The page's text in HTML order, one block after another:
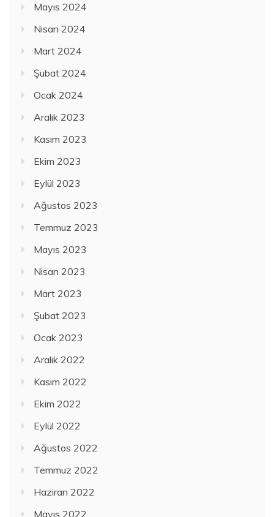
Mayıs 2024
Nisan 2024
Mart 2024
Şubat 2024
Ocak 2024
Aralık 2023
Kasım 2023
Ekim 2023
Eylül 2023
Ağustos 2023
Temmuz 2023
Mayıs 2023
Nisan 2023
Mart 2023
Şubat 2023
Ocak 2023
Aralık 2022
Kasım 2022
Ekim 2022
Eylül 2022
Ağustos 2022
Temmuz 2022
Haziran 2022
Mayıs 2022